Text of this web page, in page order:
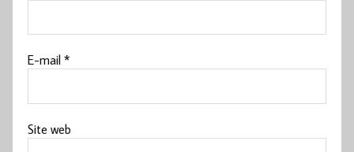
E-mail*
Site web